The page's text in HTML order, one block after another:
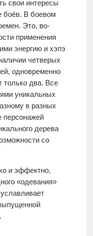
свои интересы
боёв. В боевом
Это, во-
применения
энергию и хэпэ
четверых
одновременно
только два. Все
уникальных
в разных
персонажей
дерева
со
и эффектно,
«одевания»